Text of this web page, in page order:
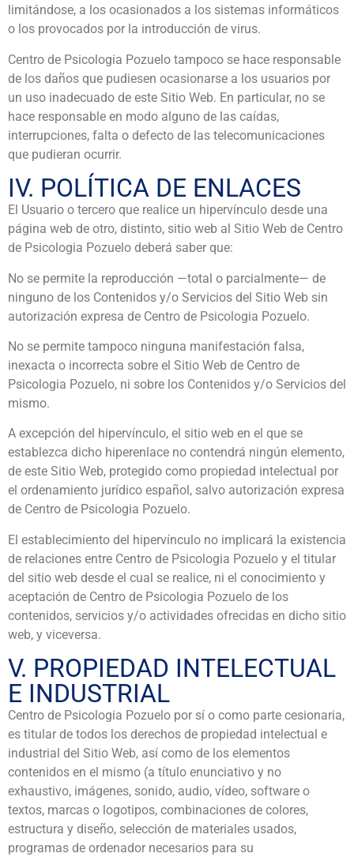
limitándose, a los ocasionados a los sistemas informáticos
o los provocados por la introducción de virus.
Centro de Psicologia Pozuelo tampoco se hace responsable
de los daños que pudiesen ocasionarse a los usuarios por
un uso inadecuado de este Sitio Web. En particular, no se
hace responsable en modo alguno de las caídas,
interrupciones, falta o defecto de las telecomunicaciones
que pudieran ocurrir.
IV. POLÍTICA DE ENLACES
El Usuario o tercero que realice un hipervínculo desde una
página web de otro, distinto, sitio web al Sitio Web de Centro
de Psicologia Pozuelo deberá saber que:
No se permite la reproducción —total o parcialmente— de
ninguno de los Contenidos y/o Servicios del Sitio Web sin
autorización expresa de Centro de Psicologia Pozuelo.
No se permite tampoco ninguna manifestación falsa,
inexacta o incorrecta sobre el Sitio Web de Centro de
Psicologia Pozuelo, ni sobre los Contenidos y/o Servicios del
mismo.
A excepción del hipervínculo, el sitio web en el que se
establezca dicho hiperenlace no contendrá ningún elemento,
de este Sitio Web, protegido como propiedad intelectual por
el ordenamiento jurídico español, salvo autorización expresa
de Centro de Psicologia Pozuelo.
El establecimiento del hipervínculo no implicará la existencia
de relaciones entre Centro de Psicologia Pozuelo y el titular
del sitio web desde el cual se realice, ni el conocimiento y
aceptación de Centro de Psicologia Pozuelo de los
contenidos, servicios y/o actividades ofrecidas en dicho sitio
web, y viceversa.
V. PROPIEDAD INTELECTUAL
E INDUSTRIAL
Centro de Psicologia Pozuelo por sí o como parte cesionaria,
es titular de todos los derechos de propiedad intelectual e
industrial del Sitio Web, así como de los elementos
contenidos en el mismo (a título enunciativo y no
exhaustivo, imágenes, sonido, audio, vídeo, software o
textos, marcas o logotipos, combinaciones de colores,
estructura y diseño, selección de materiales usados,
programas de ordenador necesarios para su